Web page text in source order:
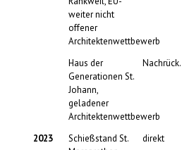
weiter nicht
offener
Architektenwettbewerb
Haus der
Generationen St.
Johann,
geladener
Architektenwettbewerb
Nachrück.
2023
Schießstand St.
direkt